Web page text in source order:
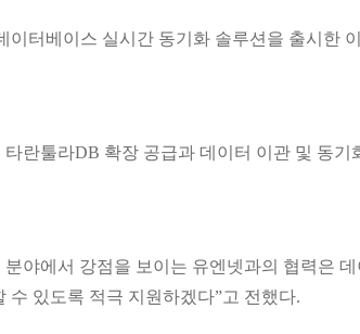
이터베이스 실시간 동기화 솔루션을 출시한
란툴라DB 확장 공급과 데이터 이관 및 동
야에서 강점을 보이는 유엔넷과의 협력은
있도록 적극 지원하겠다”고 전했다.